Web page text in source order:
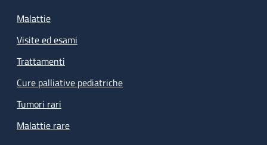
Malattie
Visite ed esami
Trattamenti
Cure palliative pediatriche
Tumori rari
Malattie rare